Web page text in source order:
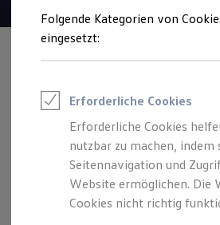
Junge Gebrauchtwagen
Volkswagen
Zubehör- und
Leasing
Leasing-Angebote
Gebrauchtwagen
Junge
Elektroauto Leasing
Kleinwagen-Leasing
Leasing ohne
Finanzierung
Angebot gültig bis 30.09.2026
Sommer gut, Rate noch
Folgende Kategorien von
eingesetzt:
Erforderliche Cookies
Erforderliche Cookies
nutzbar zu machen,
Seitennavigation und
Website ermöglichen. Die
Cookies nicht richtig